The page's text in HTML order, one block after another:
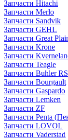
Запчасти Hitachi
Запчасти Merlo
Запчасти Sandvik
Запчасти GEHL
Запчасти Great
Запчасти Krone
Запчасти
Запчасти Teagle
Запчасти Buhler
Запчасти Bourgault
Запчасти Gaspardo
Запчасти Lemken
Запчасти ZF
Запчасти Penta
Запчасти LOVOL
Запчасти Vaderstad